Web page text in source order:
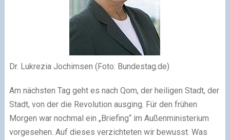
Dr. Lukrezia Jochimsen (Foto: Bundestag.de)
Am nächsten Tag geht es nach Qom, der heiligen Stadt, der
Stadt, von der die Revolution ausging. Für den frühen
Morgen war nochmal ein „Briefing“ im Außenministerium
vorgesehen. Auf dieses verzichteten wir bewusst. Was